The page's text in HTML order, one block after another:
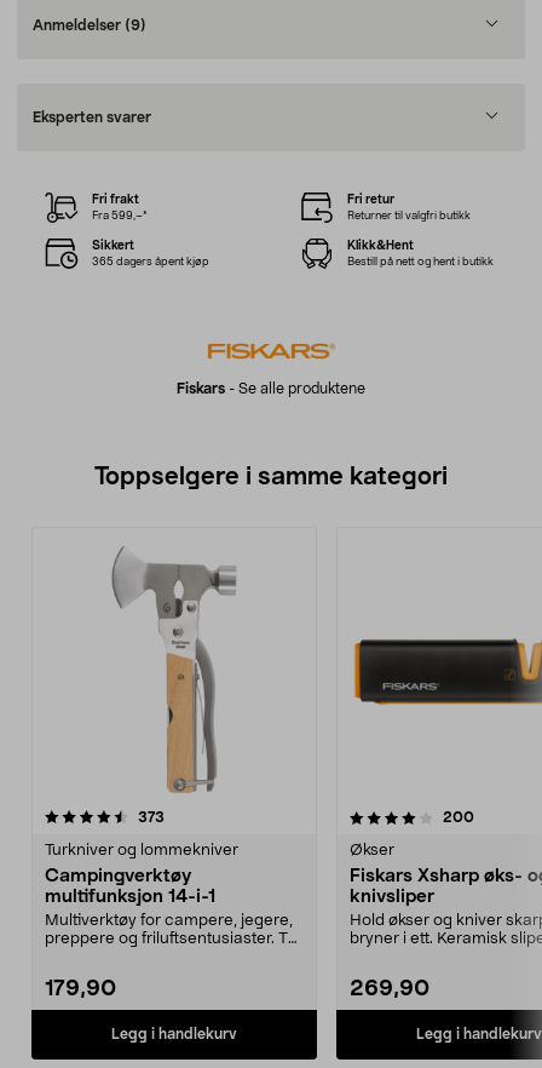
Anmeldelser (9)
Eksperten svarer
Fiskars - Se alle produktene
Fri frakt
Fra 599,–*
Fri retur
Returner til valgfri butikk
Sikkert
365 dagers åpent kjøp
Klikk&Hent
Bestill på nett og hent i butikk
Toppselgere i samme kategori
373
Turkniver og lommekniver
Campingverktøy
multifunksjon 14-i-1
Multiverktøy for campere, jegere,
preppere og friluftsentusiaster. Ta
179,90
Legg i handlekurv
4.0 av 5 stjerner 200
Økser
Fiskars Xsharp øks-
knivsliper
Hold økser og kniver
bryner i ett. Keramisk
269,90
Legg i handlekurv
4.5 av 5 stjerner